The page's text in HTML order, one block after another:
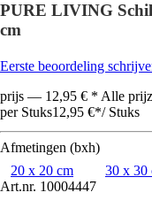
PURE LIVING
cm
Eerste beoordeling
prijs — 12,95 € * Alle
per Stuks12,95 €*/ Stuks
Afmetingen (bxh)
20 x 20 cm
30 x 30
Art.nr. 10004447